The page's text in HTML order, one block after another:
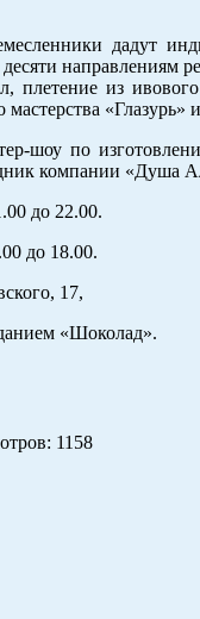
дадут
направлениям
плетение из
«Глазурь»
шоу по
компании «Душа
до 22.00.
до 18.00.
17,
«Шоколад».
: 1158